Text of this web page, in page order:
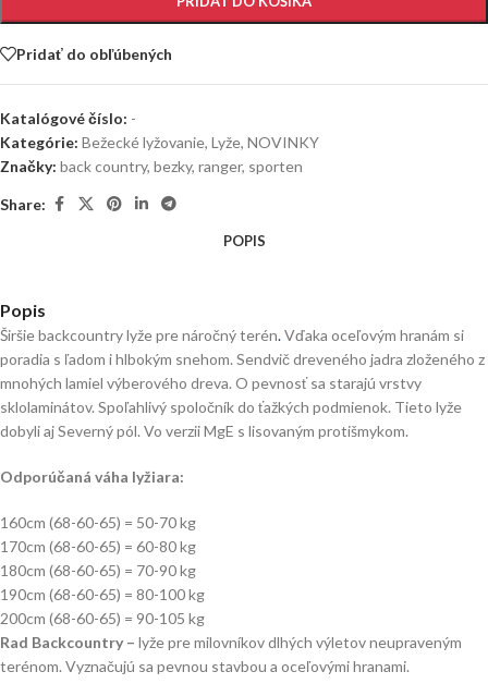
Pridať do obľúbených
Katalógové číslo: -
Kategórie: Bežecké lyžovanie, Lyže, NOVINKY
Značky: back country, bezky, ranger, sporten
Share:
POPIS
Popis
Širšie backcountry lyže pre náročný terén.Vďaka oceľovým hranám si
poradia s ľadom i hlbokým snehom. Sendvič dreveného jadra zloženého z
mnohých lamiel výberového dreva. O pevnosť sa starajú vrstvy
sklolaminátov. Spoľahlivý spoločník do ťažkých podmienok. Tieto lyže
dobyli aj Severný pól. Vo verzii MgE s lisovaným protišmykom.
Odporúčaná váha lyžiara:
160cm (68-60-65) = 50-70 kg
170cm (68-60-65) = 60-80 kg
180cm (68-60-65) = 70-90 kg
190cm (68-60-65) = 80-100 kg
200cm (68-60-65) = 90-105 kg
Rad Backcountry – lyže pre milovníkov dlhých výletov neupraveným
terénom. Vyznačujú sa pevnou stavbou a oceľovými hranami.